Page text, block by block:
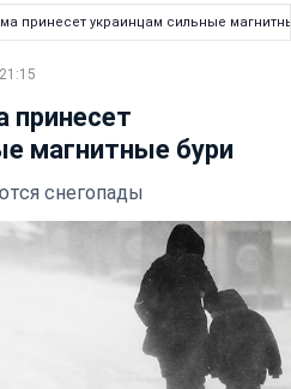
принесет украинцам сильные
магнитные бури
снегопады